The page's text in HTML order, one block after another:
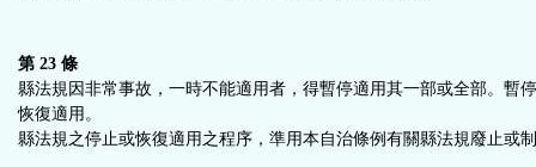
第 23 條
縣法規因非常事故，一時不能適用者，得暫停適用其一部或全部。暫
恢復適用。
縣法規之停止或恢復適用之程序，準用本自治條例有關縣法規廢止或